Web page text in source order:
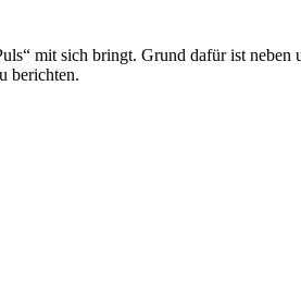
mit sich bringt. Grund dafür ist neben
berichten.